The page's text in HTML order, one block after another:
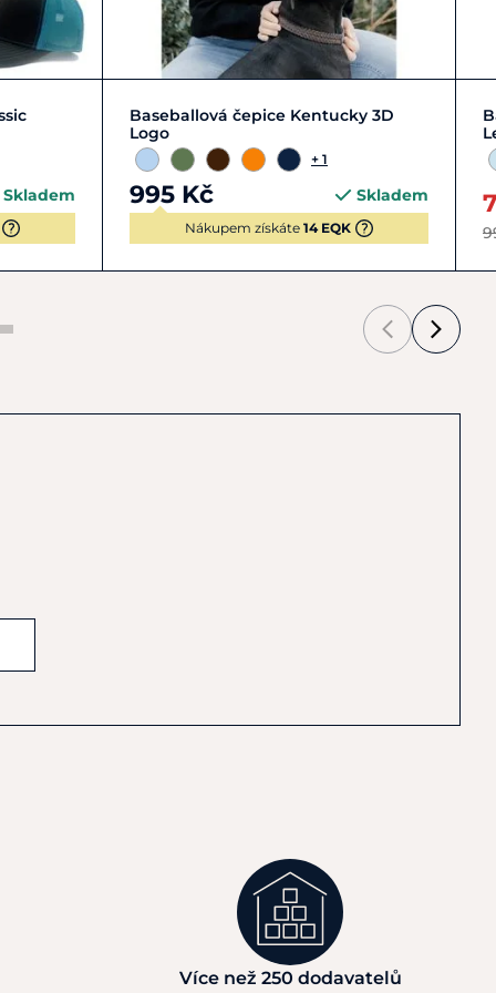
Skladem
Zobrazit detail
Baseballová čepice Kentucky 3D
Logo
+ 1
995 Kč Skladem
Nákupem získáte 14 EQK
Více než 250 dodavatelů